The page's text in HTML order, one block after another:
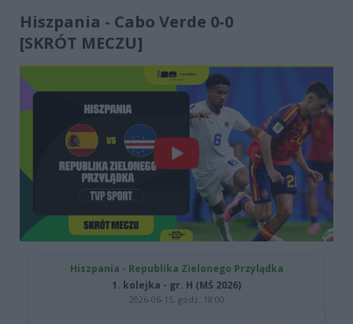
Hiszpania - Cabo Verde 0-0
[SKRÓT MECZU]